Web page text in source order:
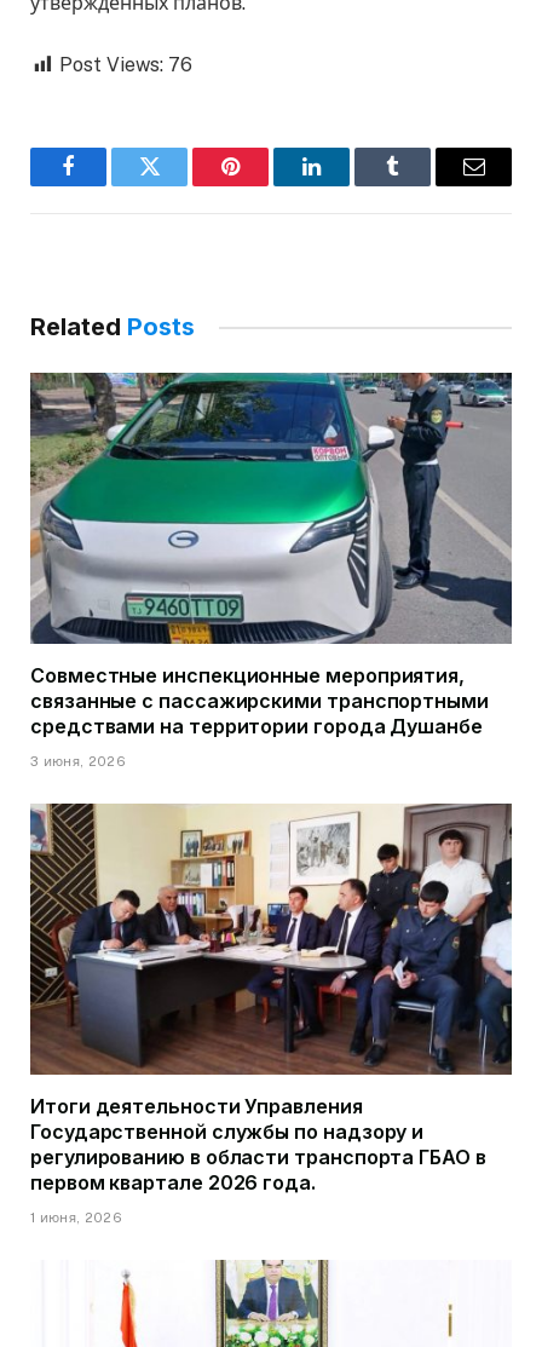
Post Views: 76
FacebookTwitter Pinterest LinkedInTumblr Email
Related Posts
Совместные инспекционные мероприятия,
связанные с пассажирскими транспортными
средствами на территории города Душанбе
3 июня, 2026
Итоги деятельности Управления
Государственной службы по надзору и
регулированию в области транспорта ГБАО в
первом квартале 2026 года.
1 июня, 2026